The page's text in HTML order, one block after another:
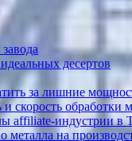
десертов
за лишние
скорость обработки
affiliate-индустрии в
металла на